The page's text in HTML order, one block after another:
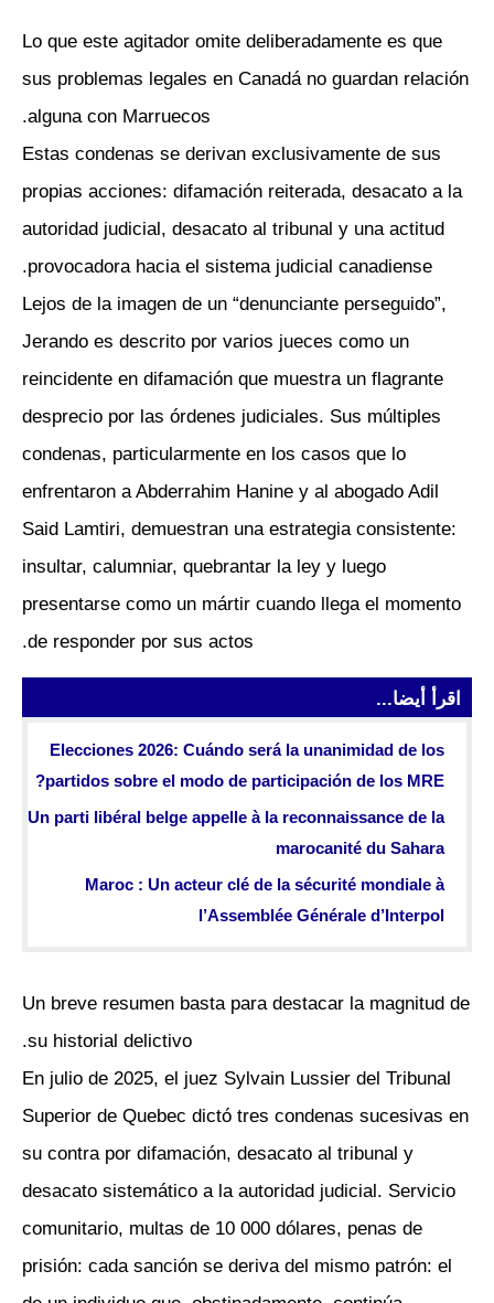
Lo que este agitador omite deliberadamente es que
sus problemas legales en Canadá no guardan relación
alguna con Marruecos.
Estas condenas se derivan exclusivamente de sus
propias acciones: difamación reiterada, desacato a la
autoridad judicial, desacato al tribunal y una actitud
provocadora hacia el sistema judicial canadiense.
Lejos de la imagen de un “denunciante perseguido”,
Jerando es descrito por varios jueces como un
reincidente en difamación que muestra un flagrante
desprecio por las órdenes judiciales. Sus múltiples
condenas, particularmente en los casos que lo
enfrentaron a Abderrahim Hanine y al abogado Adil
Said Lamtiri, demuestran una estrategia consistente:
insultar, calumniar, quebrantar la ley y luego
presentarse como un mártir cuando llega el momento
de responder por sus actos.
اقرأ أيضا...
Elecciones 2026: Cuándo será la unanimidad de los
partidos sobre el modo de participación de los MRE?
Un parti libéral belge appelle à la reconnaissance de la
marocanité du Sahara
Maroc : Un acteur clé de la sécurité mondiale à
l’Assemblée Générale d’Interpol
Un breve resumen basta para destacar la magnitud de
su historial delictivo.
En julio de 2025, el juez Sylvain Lussier del Tribunal
Superior de Quebec dictó tres condenas sucesivas en
su contra por difamación, desacato al tribunal y
desacato sistemático a la autoridad judicial. Servicio
comunitario, multas de 10 000 dólares, penas de
prisión: cada sanción se deriva del mismo patrón: el